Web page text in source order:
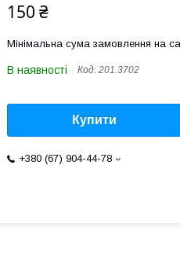
150 ₴
Мінімальна сума замовлення на
В наявності Код: 201.3702
Купити
+380 (67) 904-44-78